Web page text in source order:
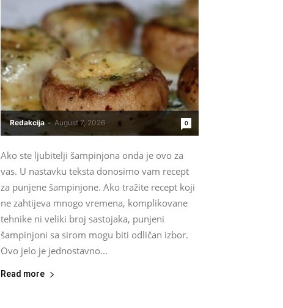
Redakcija - August 7, 2026 0
Ako ste ljubitelji šampinjona onda je ovo za
vas. U nastavku teksta donosimo vam recept
za punjene šampinjone. Ako tražite recept koji
ne zahtijeva mnogo vremena, komplikovane
tehnike ni veliki broj sastojaka, punjeni
šampinjoni sa sirom mogu biti odličan izbor.
Ovo jelo je jednostavno...
Read more